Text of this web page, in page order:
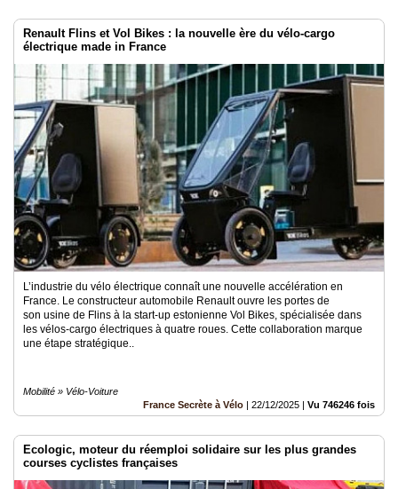
Renault Flins et Vol Bikes : la nouvelle ère du vélo-cargo
électrique made in France
L’industrie du vélo électrique connaît une nouvelle accélération en
France. Le constructeur automobile Renault ouvre les portes de
son usine de Flins à la start-up estonienne Vol Bikes, spécialisée dans
les vélos-cargo électriques à quatre roues. Cette collaboration marque
une étape stratégique..
Mobilité » Vélo-Voiture
France Secrète à Vélo | 22/12/2025 | Vu 746246 fois
Ecologic, moteur du réemploi solidaire sur les plus grandes
courses cyclistes françaises